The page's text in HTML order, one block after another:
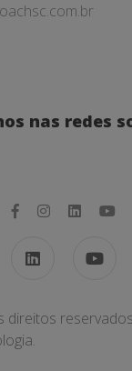
nas redes
direitos